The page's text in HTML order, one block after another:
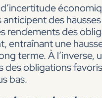
anticipent des
rendements des
entraînant une
terme. À l’inverse,
des obligations
bas.